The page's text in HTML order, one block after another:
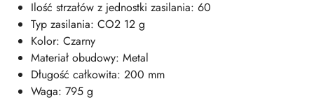
Ilość strzałów z jednostki zasilania: 60
Typ zasilania: CO2 12 g
Kolor: Czarny
Materiał obudowy: Metal
Długość całkowita: 200 mm
Waga: 795 g